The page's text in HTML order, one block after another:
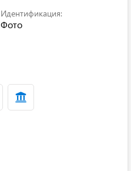
Идентификация:
Фото